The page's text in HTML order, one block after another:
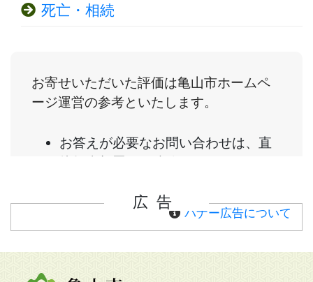
死亡・相続
広告
バナー広告について